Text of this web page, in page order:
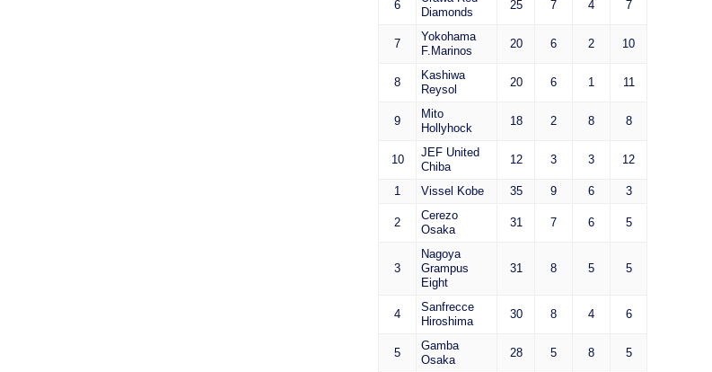
6
Diamonds
25 7 4 7
7
Yokohama
F.Marinos
20 6 2 10
8
Kashiwa
Reysol
20 6 1 11
9
Mito
Hollyhock
18 2 8 8
10
JEF United
Chiba
12 3 3 12
1 Vissel Kobe 35 9 6 3
2
Cerezo
Osaka
31 7 6 5
3
Nagoya
Grampus
Eight
31 8 5 5
4
Sanfrecce
Hiroshima
30 8 4 6
5
Gamba
Osaka
28 5 8 5